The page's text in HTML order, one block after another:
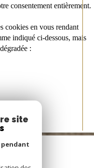
consentement entièrement.
cookies en vous rendant
indiqué ci-dessous, mais
:
site
pendant